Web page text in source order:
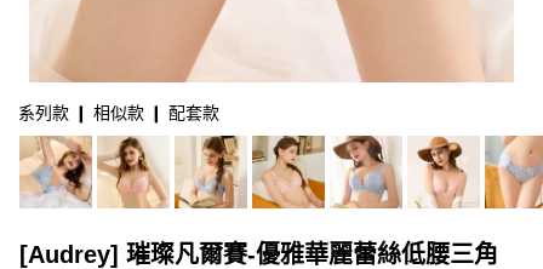
系列款 ❙ 相似款 ❙ 配套款
[Audrey] 璀璨凡爾賽-優雅華麗蕾絲低腰三角